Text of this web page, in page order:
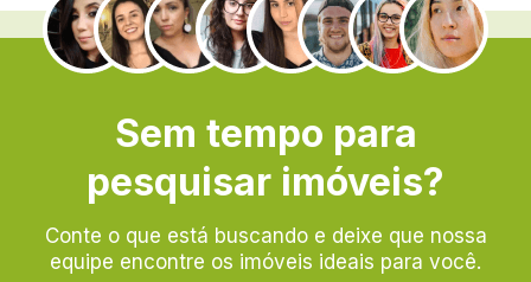
.
Sem tempo para
pesquisar imóveis?
Conte o que está buscando e deixe que nossa
equipe encontre os imóveis ideais para você.